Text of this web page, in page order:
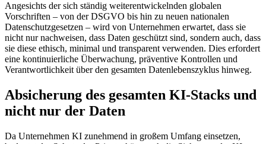
Angesichts der sich ständig weiterentwickelnden globalen
Vorschriften – von der DSGVO bis hin zu neuen nationalen
Datenschutzgesetzen – wird von Unternehmen erwartet, dass sie
nicht nur nachweisen, dass Daten geschützt sind, sondern auch, dass
sie diese ethisch, minimal und transparent verwenden. Dies erfordert
eine kontinuierliche Überwachung, präventive Kontrollen und
Verantwortlichkeit über den gesamten Datenlebenszyklus hinweg.
Absicherung des gesamten KI-Stacks und
nicht nur der Daten
Da Unternehmen KI zunehmend in großem Umfang einsetzen,